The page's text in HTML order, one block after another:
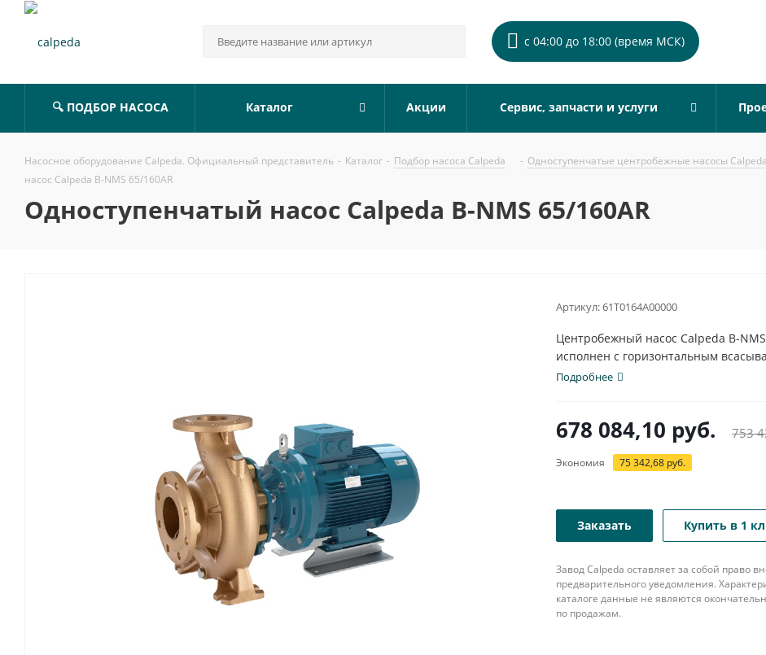
с 04:00 до 18:00 (время МСК)
🔍 ПОДБОР НАСОСА Каталог Акции Сервис, запчасти и услуги
Насосное оборудование Calpeda. Официальный представитель - Каталог - Подбор насоса Calpeda - Одноступенчатые центробежные насосы
насос Calpeda B-NMS 65/160AR
Одноступенчатый насос Calpeda B-NMS 65/160AR
Артикул:61T0164A00000
Центробежный насос Calpeda B-
исполнен с горизонтальным
патрубком с...
Подробнее
678 084,10 руб. 753
Экономия 75 342,68 руб.
Заказать Купить в 1
Завод Calpeda оставляет за собой право
предварительного уведомления.
каталоге данные не являются
по продажам.